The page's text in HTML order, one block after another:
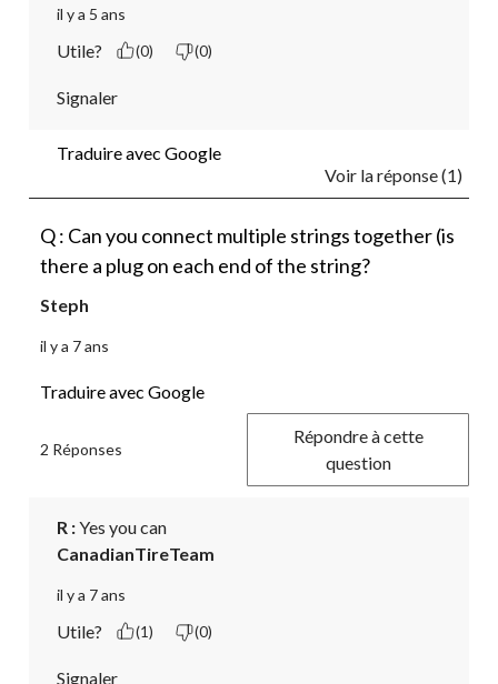
il y a 5 ans
Utile? (0) (0)
Signaler
Traduire avec Google
Voir la réponse (1)
Q : Can you connect multiple strings together (is
there a plug on each end of the string?
Steph
il y a 7 ans
Traduire avec Google
2 Réponses
Répondre à cette
question
R : Yes you can
CanadianTireTeam
il y a 7 ans
Utile? (1) (0)
Signaler